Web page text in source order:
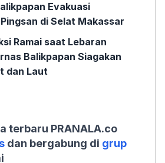
Evakuasi
di Selat Makassar
Ramai saat Lebaran
Balikpapan Siagakan
dan Laut
terbaru PRANALA.co
dan bergabung di grup